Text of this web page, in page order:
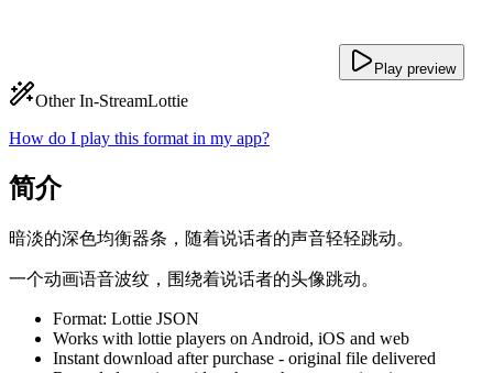
Play preview
Other In-StreamLottie
How do I play this format in my app?
简介
暗淡的深色均衡器条，随着说话者的声音轻轻跳动。
一个动画语音波纹，围绕着说话者的头像跳动。
Format: Lottie JSON
Works with lottie players on Android, iOS and web
Instant download after purchase - original file delivered